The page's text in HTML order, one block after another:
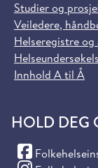
Studier og
Veiledere,
Helseregistre
Innhold A til Å
HOLD DEG
(Facebook)